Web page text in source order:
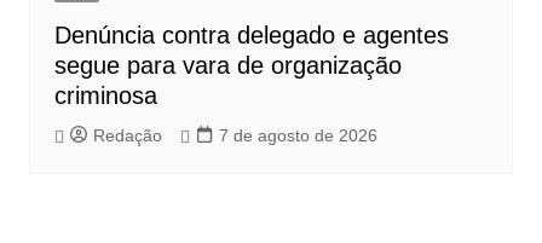
Denúncia contra delegado e agentes
segue para vara de organização
criminosa
Redação 7 de agosto de 2026